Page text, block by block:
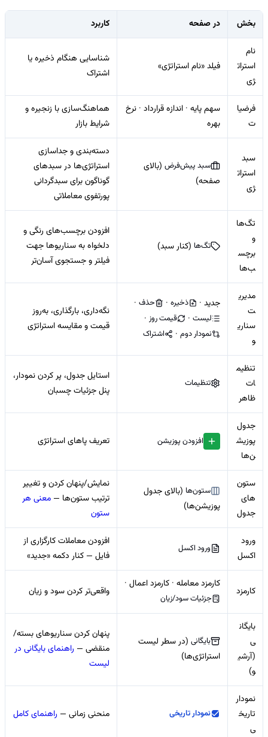
بخش در صفحه کاربرد
نام
استرات
ژی
فیلد «نام استراتژی»
شناسایی هنگام ذخیره یا
اشتراک
فرضیا
ت
سهم پایه · اندازه قرارداد · نرخ
بهره
هماهنگ‌سازی با زنجیره و
شرایط بازار
سبد
استرات
ژی
سبد پیش‌فرض (بالای
صفحه)
دسته‌بندی و جداسازی
استراتژی‌ها در سبدهای
گوناگون برای سبدگردانی
پورتفوی معاملاتی
تگ‌ها
و
برچس
ب‌ها
تگ‌ها (کنار سبد)
افزودن برچسب‌های رنگی و
دلخواه به سناریوها جهت
فیلتر و جستجوی آسان‌تر
مدیری
ت
سناری
و
جدید · ذخیره · حذف ·
لیست · قیمت روز ·
نمودار دوم · اشتراک
نگه‌داری، بارگذاری، به‌روز
قیمت و مقایسه استراتژی
تنظیم
ات
ظاهر
تنظیمات
استایل جدول، پر کردن نمودار،
پنل جزئیات چسبان
جدول
پوزیش
ن‌ها
افزودن پوزیشن تعریف پاهای استراتژی
ستون‌
های
جدول
ستون‌ها (بالای جدول
پوزیشن‌ها)
نمایش/پنهان کردن و تغییر
ترتیب ستون‌ها — معنی هر
ستون
ورود
اکسل
ورود اکسل
افزودن معاملات کارگزاری از
فایل — کنار دکمه «جدید»
کارمزد
کارمزد معامله · کارمزد اعمال ·
جزئیات سود/زیان
واقعی‌تر کردن سود و زیان
بایگان
ی
(آرشی
و)
بایگانی (در سطر لیست
استراتژی‌ها)
پنهان کردن سناریوهای بسته/
منقضی — راهنمای بایگانی در
لیست
نمودار
تاریخ
ی
نمودار تاریخی منحنی زمانی — راهنمای کامل